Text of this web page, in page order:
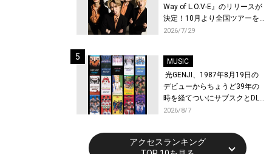
Way of L.O.V-E』のリリースが
決定！10月より全国ツアーを
開催！
2026/7/29
MUSIC
光GENJI、1987年8月19日の
デビューからちょうど39年の
時を経てついにサブスクとDL
配信が解禁！
2026/8/7
アクセスランキング